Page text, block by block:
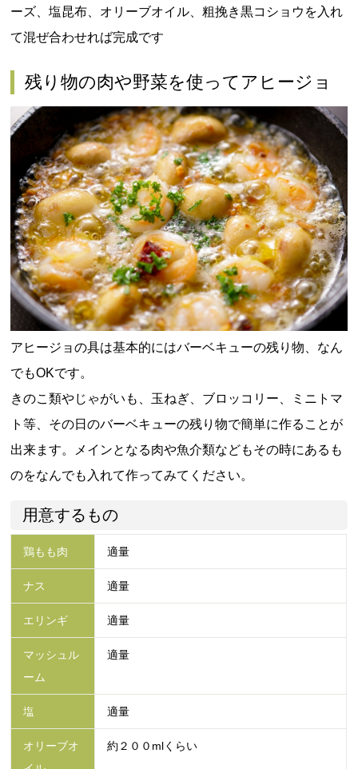
ーズ、塩昆布、オリーブオイル、粗挽き黒コショウを入れ
て混ぜ合わせれば完成です
残り物の肉や野菜を使ってアヒージョ
アヒージョの具は基本的にはバーベキューの残り物、なん
でもOKです。
きのこ類やじゃがいも、玉ねぎ、ブロッコリー、ミニトマ
ト等、その日のバーベキューの残り物で簡単に作ることが
出来ます。メインとなる肉や魚介類などもその時にあるも
のをなんでも入れて作ってみてください。
用意するもの
鶏もも肉 適量
ナス 適量
エリンギ 適量
マッシュル
ーム
適量
塩 適量
オリーブオ
約２００mlくらい